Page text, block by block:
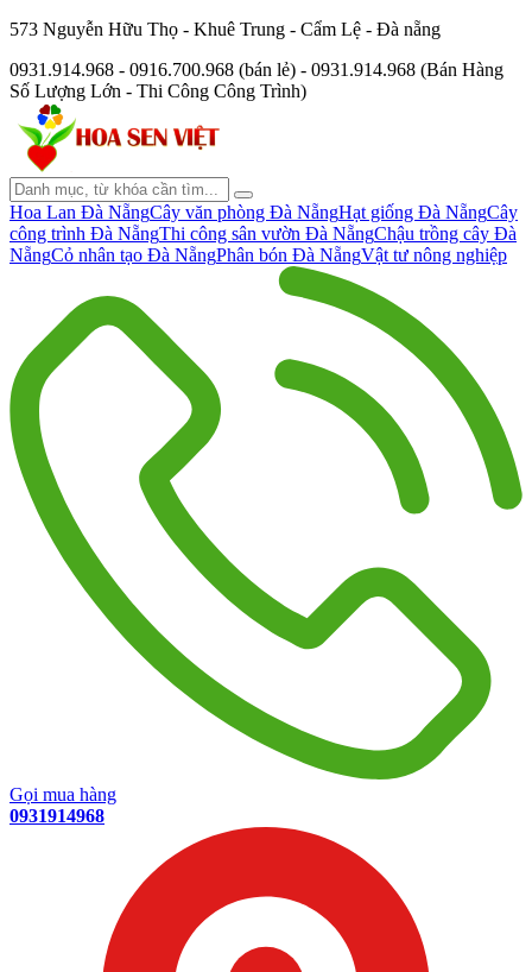
573 Nguyễn Hữu Thọ - Khuê Trung - Cẩm Lệ - Đà nẵng
0931.914.968 - 0916.700.968 (bán lẻ) - 0931.914.968 (Bán Hàng
Số Lượng Lớn - Thi Công Công Trình)
Hoa Lan Đà NẵngCây văn phòng Đà NẵngHạt giống Đà NẵngCây
công trình Đà NẵngThi công sân vườn Đà NẵngChậu trồng cây Đà
NẵngCỏ nhân tạo Đà NẵngPhân bón Đà NẵngVật tư nông nghiệp
Gọi mua hàng
0931914968